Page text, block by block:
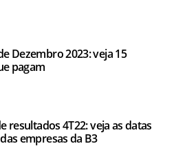
Dezembro 2023: veja 15
pagam
resultados 4T22: veja as datas
empresas da B3